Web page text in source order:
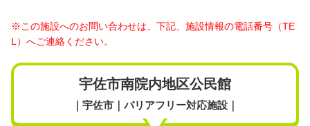
※この施設へのお問い合わせは、下記、施設情報の電話番号（TE
L）へご連絡ください。
宇佐市南院内地区公民館
｜宇佐市｜バリアフリー対応施設｜